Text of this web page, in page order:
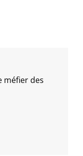
méfier des